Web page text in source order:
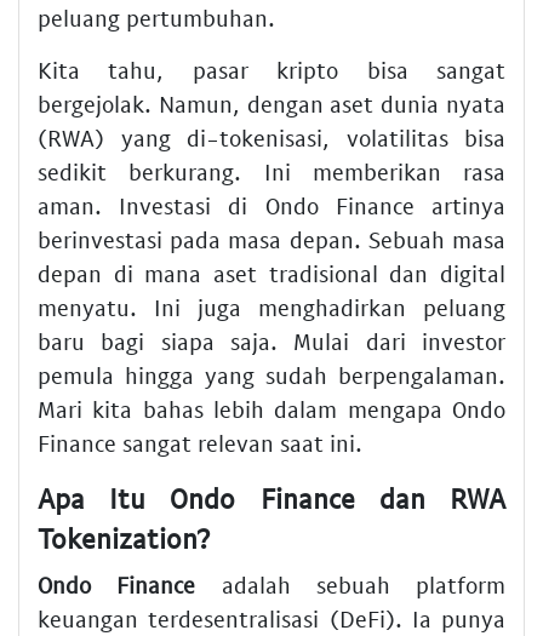
peluang pertumbuhan.
Kita tahu, pasar kripto bisa sangat
bergejolak. Namun, dengan aset dunia nyata
(RWA) yang di-tokenisasi, volatilitas bisa
sedikit berkurang. Ini memberikan rasa
aman. Investasi di Ondo Finance artinya
berinvestasi pada masa depan. Sebuah masa
depan di mana aset tradisional dan digital
menyatu. Ini juga menghadirkan peluang
baru bagi siapa saja. Mulai dari investor
pemula hingga yang sudah berpengalaman.
Mari kita bahas lebih dalam mengapa Ondo
Finance sangat relevan saat ini.
Apa Itu Ondo Finance dan RWA
Tokenization?
Ondo Finance adalah sebuah platform
keuangan terdesentralisasi (DeFi). Ia punya